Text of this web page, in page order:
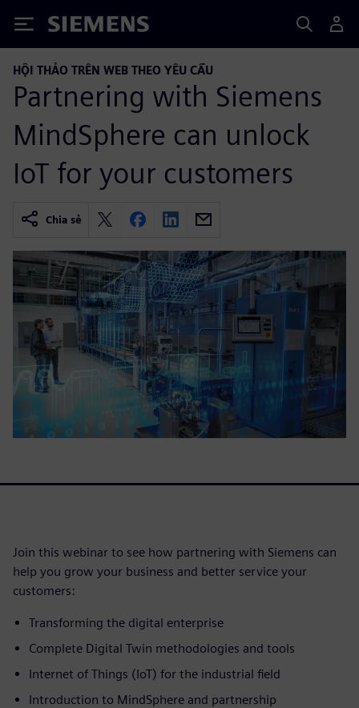
Siemens
HỘI THẢO TRÊN WEB THEO YÊU CẦU
Partnering with Siemens
MindSphere can unlock
IoT for your customers
Chia sẻ
Join this webinar to see how partnering with Siemens can
help you grow your business and better service your
customers:
Transforming the digital enterprise
Complete Digital Twin methodologies and tools
Internet of Things (IoT) for the industrial field
Introduction to MindSphere and partnership